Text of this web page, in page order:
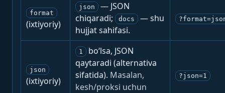
format
(ixtiyoriy)
json
— JSON
chiqaradi;
docs
— shu
hujjat sahifasi.
json
(ixtiyoriy)
1
bo‘lsa, JSON
qaytaradi (alternativa
sifatida). Masalan,
kesh/proksi uchun
?json=1